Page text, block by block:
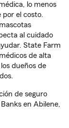
lo menos
por el costo.
al cuidado
State Farm
de alta
dueños de
de seguro
en Abilene,